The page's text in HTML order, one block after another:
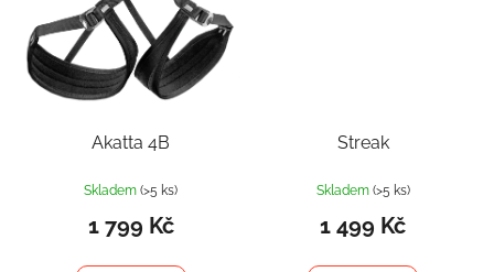
Akatta 4B
Skladem(>5 ks)
1 799 Kč
Streak
Skladem (>5 ks)
1 499 Kč